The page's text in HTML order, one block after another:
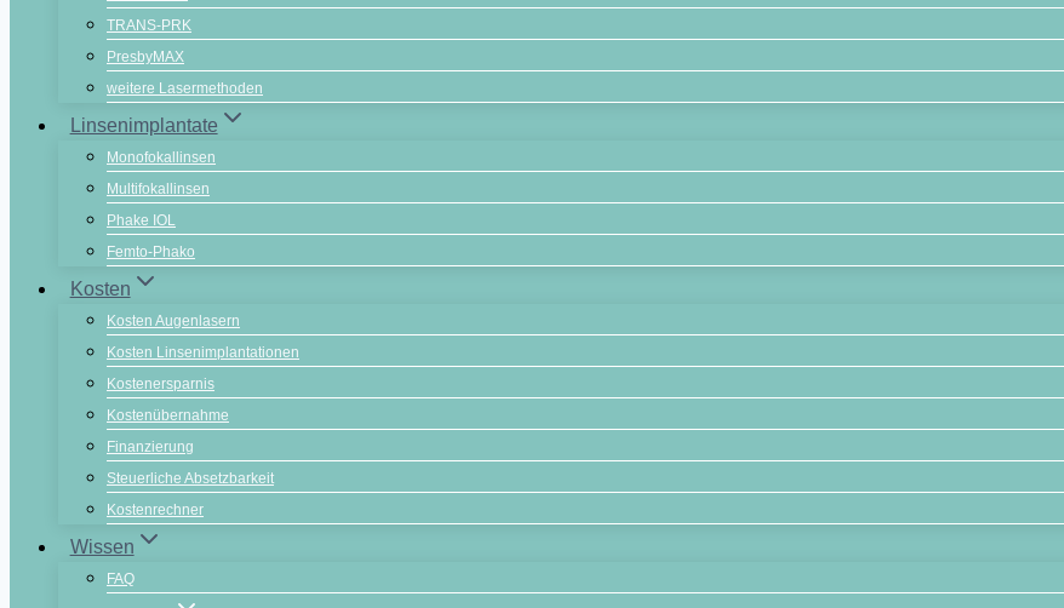
TRANS-PRK
PresbyMAX
weitere Lasermethoden
Linsenimplantate
Monofokallinsen
Multifokallinsen
Phake IOL
Femto-Phako
Kosten
Kosten Augenlasern
Kosten Linsenimplantationen
Kostenersparnis
Kostenübernahme
Finanzierung
Steuerliche Absetzbarkeit
Kostenrechner
Wissen
FAQ